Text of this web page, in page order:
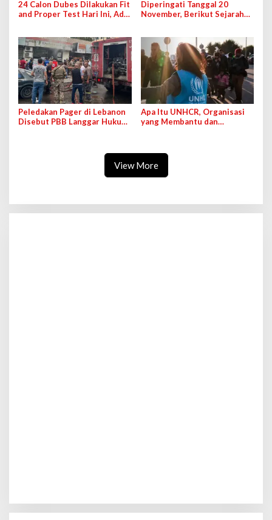
24 Calon Dubes Dilakukan Fit
and Proper Test Hari Ini, Ada
Diperingati Tanggal 20
November, Berikut Sejarah
Peledakan Pager di Lebanon
Disebut PBB Langgar Hukum
Apa Itu UNHCR, Organisasi
yang Membantu dan
View More